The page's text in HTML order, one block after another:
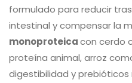
formulado para reducir
intestinal y compensar la
monoproteicacon cerdo
proteína animal, arroz
digestibilidad y